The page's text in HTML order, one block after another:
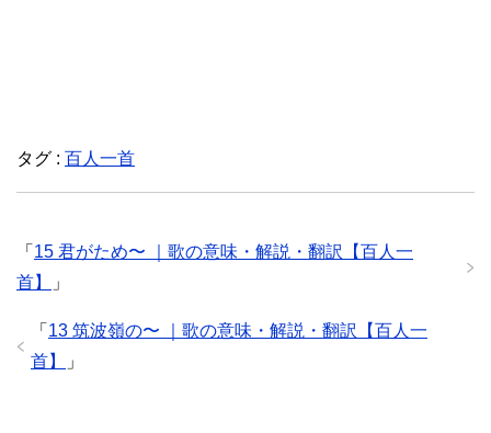
タグ : 百人一首
「 15 君がため〜 ｜歌の意味・解説・翻訳【百人一
首】
」
「 13 筑波嶺の〜 ｜歌の意味・解説・翻訳【百人一
首】
」